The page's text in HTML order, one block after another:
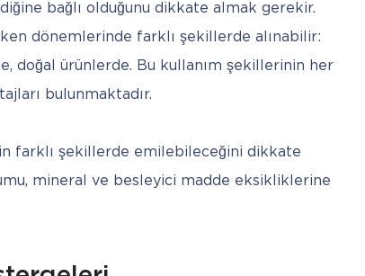
bağlı olduğunu dikkate almak gerekir.
dönemlerinde farklı şekillerde alınabilir:
doğal ürünlerde. Bu kullanım şekillerinin her
bulunmaktadır.
farklı şekillerde emilebileceğini dikkate
mineral ve besleyici madde eksikliklerine